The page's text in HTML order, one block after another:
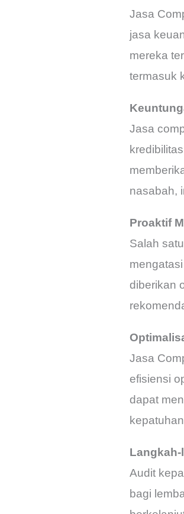
Jasa
jasa
mereka
termasuk
Jasa
nasabah,
Proaktif
Salah
diberikan
Jasa
efisiensi
dapat
Audit
bagi